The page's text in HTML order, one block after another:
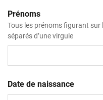
Prénoms
Tous les prénoms figurant sur
séparés d’une virgule
Date de naissance